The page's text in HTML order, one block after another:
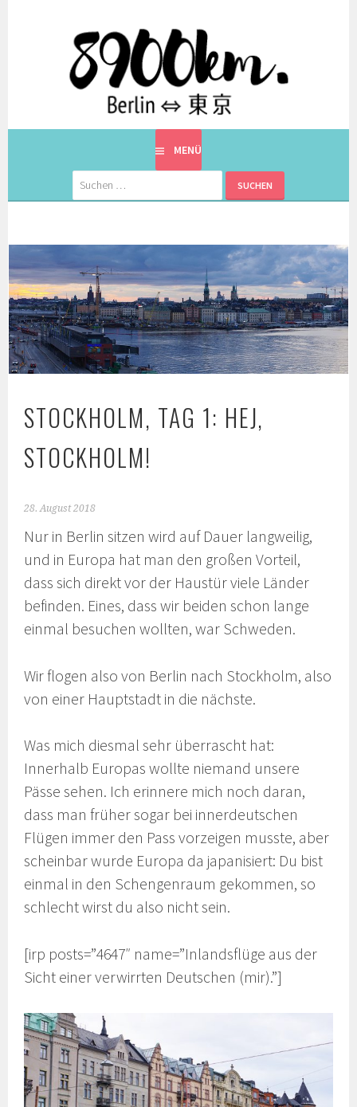
8900KM. BERLIN ⇔ 東京
EINE BERLINERIN IN JAPAN. MIT EINEM JAPANER.
MENÜ
Suchen
nach:
STOCKHOLM, TAG 1: HEJ,
STOCKHOLM!
28. August 2018
Nur in Berlin sitzen wird auf Dauer langweilig,
und in Europa hat man den großen Vorteil,
dass sich direkt vor der Haustür viele Länder
befinden. Eines, dass wir beiden schon lange
einmal besuchen wollten, war Schweden.
Wir flogen also von Berlin nach Stockholm, also
von einer Hauptstadt in die nächste.
Was mich diesmal sehr überrascht hat:
Innerhalb Europas wollte niemand unsere
Pässe sehen. Ich erinnere mich noch daran,
dass man früher sogar bei innerdeutschen
Flügen immer den Pass vorzeigen musste, aber
scheinbar wurde Europa da japanisiert: Du bist
einmal in den Schengenraum gekommen, so
schlecht wirst du also nicht sein.
[irp posts=”4647″ name=”Inlandsflüge aus der
Sicht einer verwirrten Deutschen (mir).”]